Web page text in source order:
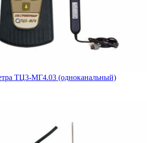
ТЦ3-МГ4.03 (одноканальный)